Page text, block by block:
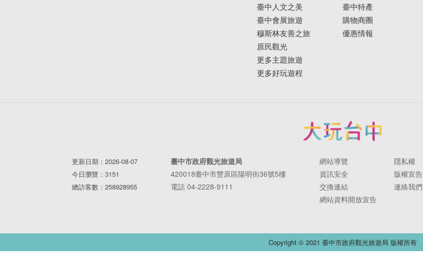
臺中人文之美
臺中會展旅遊
穆斯林友善之旅
原民觀光
更多主題旅遊
更多好玩遊程
臺中特產
購物商圈
優惠情報
更新日期：2026-08-07
今日瀏覽：3151
總訪客數：258928955
臺中市政府觀光旅遊局
420018臺中市豐原區陽明街36號5樓
電話 04-2228-9111
網站導覽
隱私權
資訊安全
版權宣告
交換連結
連絡我們
網站資料開放宣告
Copyright © 2021 臺中市政府觀光旅遊局 版權所有